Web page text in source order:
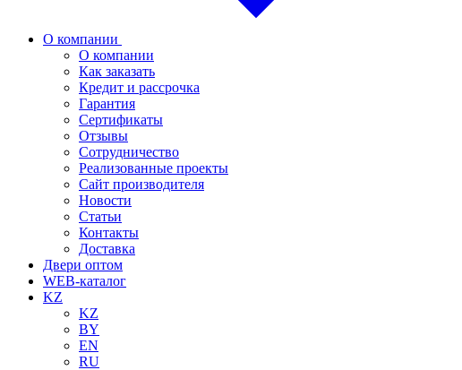
О компании
О компании
Как заказать
Кредит и рассрочка
Гарантия
Сертификаты
Отзывы
Сотрудничество
Реализованные проекты
Сайт производителя
Новости
Статьи
Контакты
Доставка
Двери оптом
WEB-каталог
KZ
KZ
BY
EN
RU